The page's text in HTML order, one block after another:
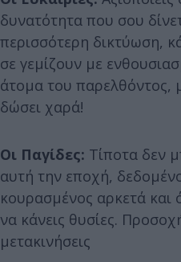
δυνατότητα που σου
περισσότερη δικτύωση,
σε γεμίζουν με
άτομα του παρελθόντος,
δώσει χαρά!
Οι Παγίδες: Τίποτα δεν
αυτή την εποχή,
κουρασμένος αρκετά και
να κάνεις θυσίες.
μετακινήσεις